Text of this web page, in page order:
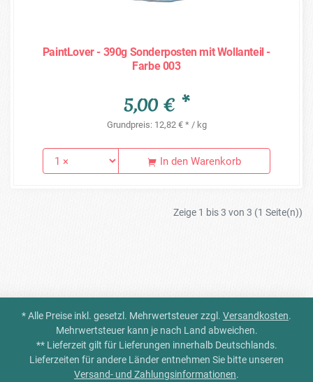
PaintLover - 390g Sonderposten mit Wollanteil -
Farbe 003
5,00 € *
Grundpreis: 12,82 € * / kg
In den Warenkorb
Zeige 1 bis 3 von 3 (1 Seite(n))
* Alle Preise inkl. gesetzl. Mehrwertsteuer zzgl. Versandkosten.
Mehrwertsteuer kann je nach Land abweichen.
** Lieferzeit gilt für Lieferungen innerhalb Deutschlands.
Lieferzeiten für andere Länder entnehmen Sie bitte unseren
Versand- und Zahlungsinformationen.